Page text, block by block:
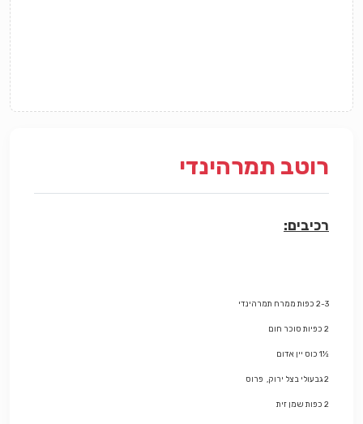
רוטב תמרהינדי
רכיבים:
2-3 כפות ממרח תמרהינדי
2 כפיות סוכר חום
½1 כוס יין אדום
2 גבעולי בצל ירוק, פרוס
2 כפות שמן זית